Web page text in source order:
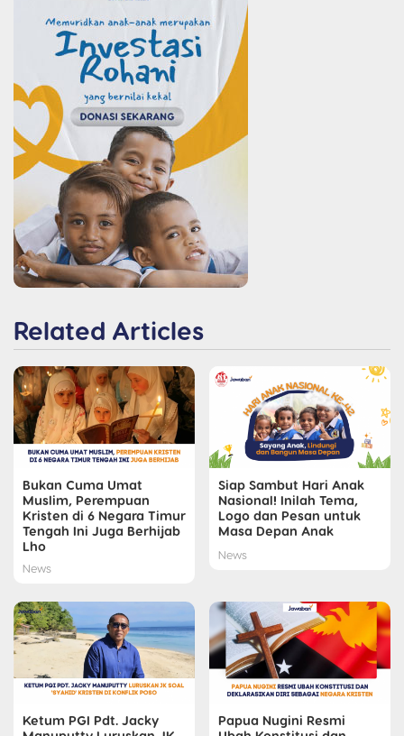
Related Articles
Bukan Cuma Umat
Muslim, Perempuan
Kristen di 6 Negara Timur
Tengah Ini Juga Berhijab
Lho
News
Siap Sambut Hari Anak
Nasional! Inilah Tema,
Logo dan Pesan untuk
Masa Depan Anak
News
Ketum PGI Pdt. Jacky
Papua Nugini Resmi